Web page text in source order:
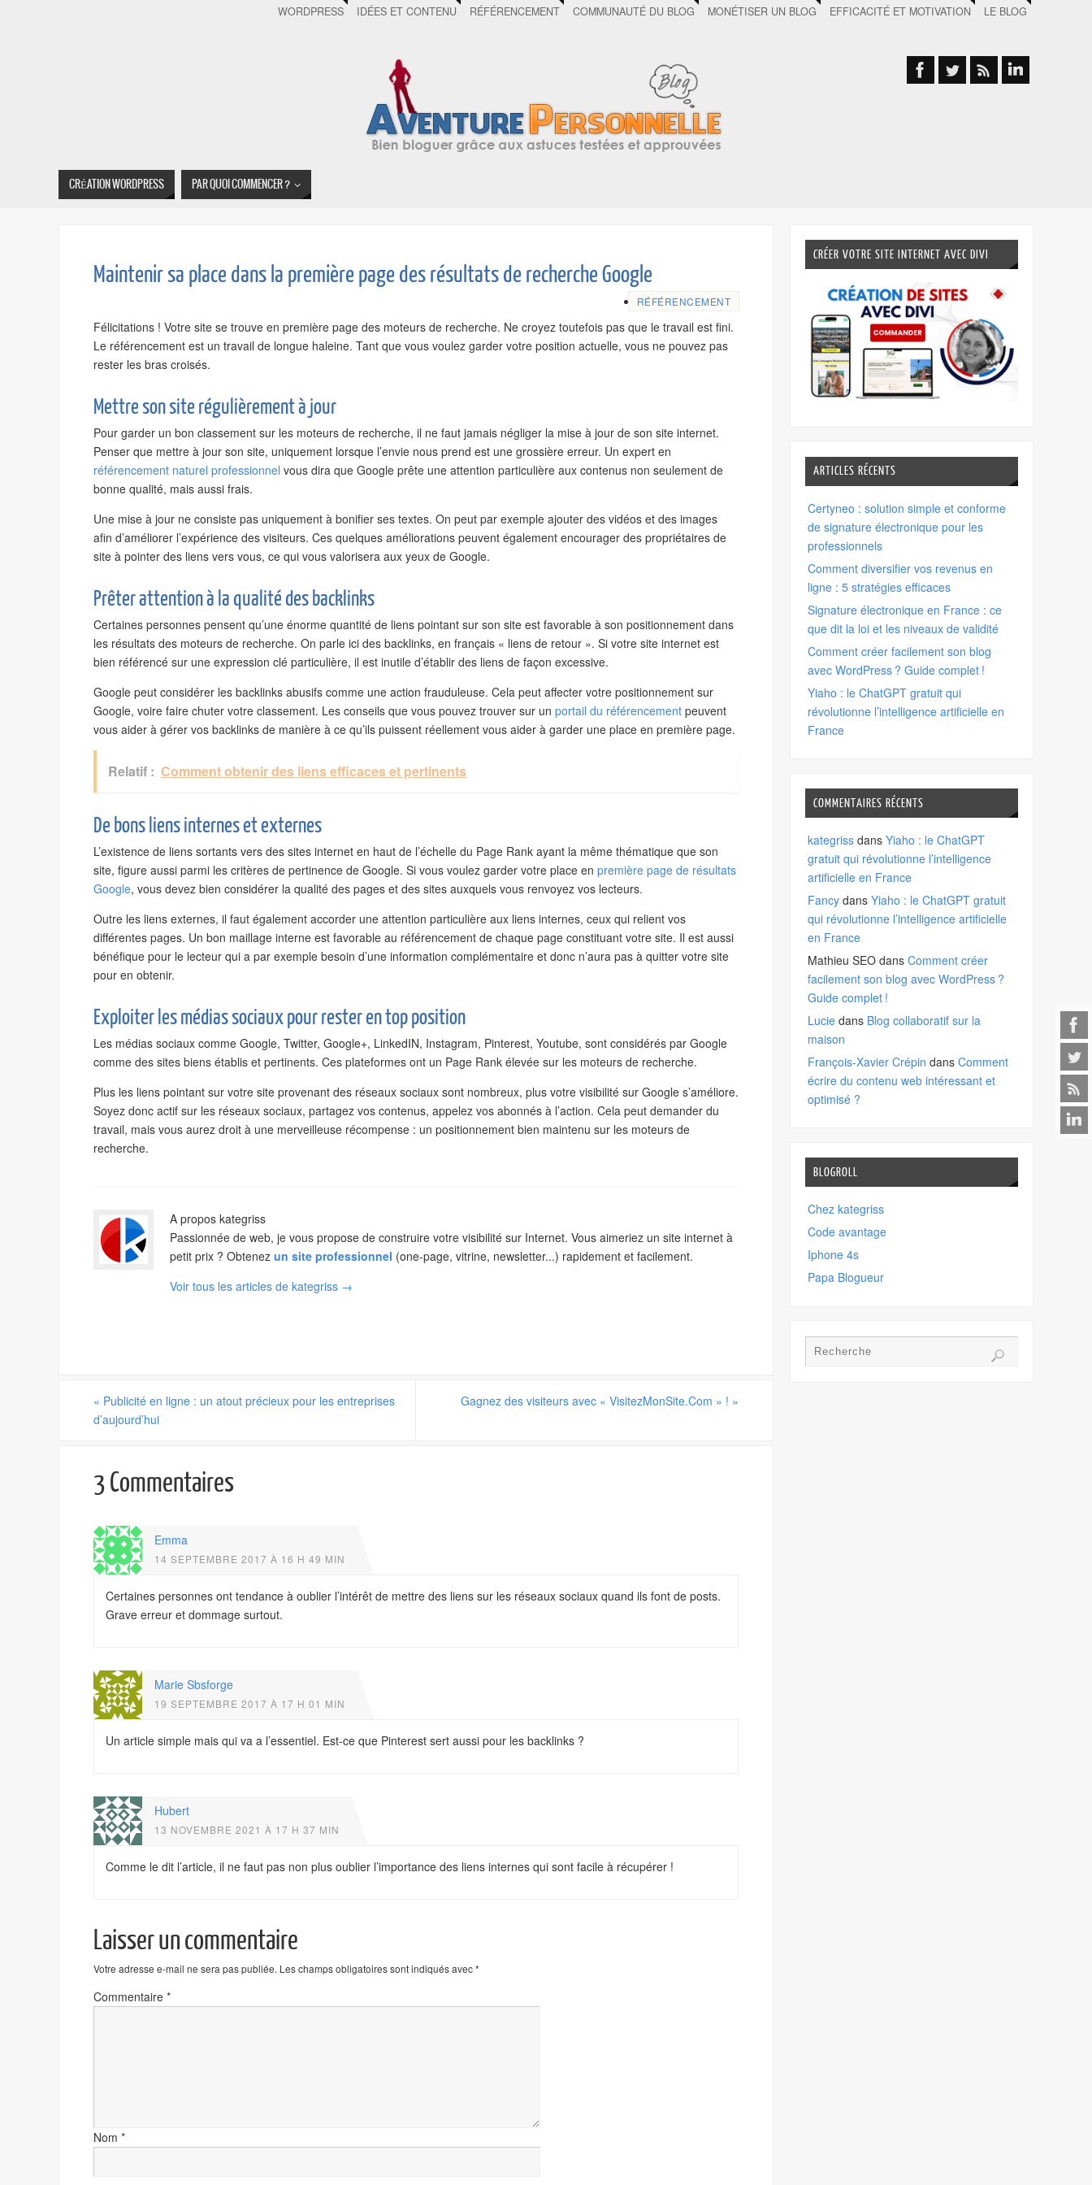
WORDPRESS IDÉES ET CONTENU RÉFÉRENCEMENT COMMUNAUTÉ DU BLOG MONÉTISER UN BLOG EFFICACITÉ ET MOTIVATION LE BLOG
CRÉATION WORDPRESS PAR QUOI COMMENCER ?
Maintenir sa place dans la première page des résultats de recherche Google
RÉFÉRENCEMENT
Félicitations ! Votre site se trouve en première page des moteurs de recherche. Ne croyez toutefois pas que le travail est fini.
Le référencement est un travail de longue haleine. Tant que vous voulez garder votre position actuelle, vous ne pouvez pas
rester les bras croisés.
Mettre son site régulièrement à jour
Pour garder un bon classement sur les moteurs de recherche, il ne faut jamais négliger la mise à jour de son site internet.
Penser que mettre à jour son site, uniquement lorsque l’envie nous prend est une grossière erreur. Un expert en
référencement naturel professionnel vous dira que Google prête une attention particulière aux contenus non seulement de
bonne qualité, mais aussi frais.
Une mise à jour ne consiste pas uniquement à bonifier ses textes. On peut par exemple ajouter des vidéos et des images
afin d’améliorer l’expérience des visiteurs. Ces quelques améliorations peuvent également encourager des propriétaires de
site à pointer des liens vers vous, ce qui vous valorisera aux yeux de Google.
Prêter attention à la qualité des backlinks
Certaines personnes pensent qu’une énorme quantité de liens pointant sur son site est favorable à son positionnement dans
les résultats des moteurs de recherche. On parle ici des backlinks, en français « liens de retour ». Si votre site internet est
bien référencé sur une expression clé particulière, il est inutile d’établir des liens de façon excessive.
Google peut considérer les backlinks abusifs comme une action frauduleuse. Cela peut affecter votre positionnement sur
Google, voire faire chuter votre classement. Les conseils que vous pouvez trouver sur un portail du référencement peuvent
vous aider à gérer vos backlinks de manière à ce qu’ils puissent réellement vous aider à garder une place en première page.
Relatif : Comment obtenir des liens efficaces et pertinents
De bons liens internes et externes
L’existence de liens sortants vers des sites internet en haut de l’échelle du Page Rank ayant la même thématique que son
site, figure aussi parmi les critères de pertinence de Google. Si vous voulez garder votre place en première page de résultats
Google, vous devez bien considérer la qualité des pages et des sites auxquels vous renvoyez vos lecteurs.
Outre les liens externes, il faut également accorder une attention particulière aux liens internes, ceux qui relient vos
différentes pages. Un bon maillage interne est favorable au référencement de chaque page constituant votre site. Il est aussi
bénéfique pour le lecteur qui a par exemple besoin d’une information complémentaire et donc n’aura pas à quitter votre site
pour en obtenir.
Exploiter les médias sociaux pour rester en top position
Les médias sociaux comme Google, Twitter, Google+, LinkedIN, Instagram, Pinterest, Youtube, sont considérés par Google
comme des sites biens établis et pertinents. Ces plateformes ont un Page Rank élevée sur les moteurs de recherche.
Plus les liens pointant sur votre site provenant des réseaux sociaux sont nombreux, plus votre visibilité sur Google s’améliore.
Soyez donc actif sur les réseaux sociaux, partagez vos contenus, appelez vos abonnés à l’action. Cela peut demander du
travail, mais vous aurez droit à une merveilleuse récompense : un positionnement bien maintenu sur les moteurs de
recherche.
A propos kategriss
Passionnée de web, je vous propose de construire votre visibilité sur Internet. Vous aimeriez un site internet à
petit prix ? Obtenez un site professionnel (one-page, vitrine, newsletter...) rapidement et facilement.
Voir tous les articles de kategriss →
« Publicité en ligne : un atout précieux pour les entreprises
d’aujourd’hui
Gagnez des visiteurs avec « VisitezMonSite.Com » ! »
3 Commentaires
Emma
14 SEPTEMBRE 2017 À 16 H 49 MIN
Certaines personnes ont tendance à oublier l’intérêt de mettre des liens sur les réseaux sociaux quand ils font de posts.
Grave erreur et dommage surtout.
Marie Sbsforge
19 SEPTEMBRE 2017 À 17 H 01 MIN
Un article simple mais qui va a l’essentiel. Est-ce que Pinterest sert aussi pour les backlinks ?
Hubert
13 NOVEMBRE 2021 À 17 H 37 MIN
Comme le dit l’article, il ne faut pas non plus oublier l’importance des liens internes qui sont facile à récupérer !
Laisser un commentaire
Votre adresse e-mail ne sera pas publiée. Les champs obligatoires sont indiqués avec*
Commentaire *
Nom *
CRÉER VOTRE SITE INTERNET AVEC DIVI
ARTICLES RÉCENTS
Certyneo : solution simple et conforme
de signature électronique pour les
professionnels
Comment diversifier vos revenus en
ligne : 5 stratégies efficaces
Signature électronique en France : ce
que dit la loi et les niveaux de validité
Comment créer facilement son blog
avec WordPress ? Guide complet !
Yiaho : le ChatGPT gratuit qui
révolutionne l’intelligence artificielle en
France
COMMENTAIRES RÉCENTS
kategriss dansYiaho : le ChatGPT
gratuit qui révolutionne l’intelligence
artificielle en France
Fancy dansYiaho : le ChatGPT gratuit
qui révolutionne l’intelligence artificielle
en France
Mathieu SEO dansComment créer
facilement son blog avec WordPress ?
Guide complet !
Lucie dans Blog collaboratif sur la
maison
François-Xavier Crépin dansComment
écrire du contenu web intéressant et
optimisé ?
BLOGROLL
Chez kategriss
Code avantage
Iphone 4s
Papa Blogueur